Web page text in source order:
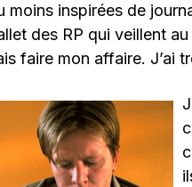
moins inspirées de
des RP qui veillent
faire mon affaire. J’ai